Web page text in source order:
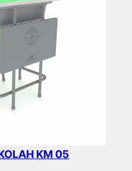
KM 05